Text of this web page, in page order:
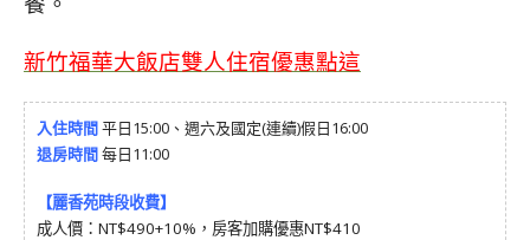
新竹福華大飯店雙人住宿優惠點這
入住時間平日15:00、週六及國定(連續)假日16:00
退房時間每日11:00
【麗香苑時段收費】
成人價：NT$490+10%，房客加購優惠NT$410